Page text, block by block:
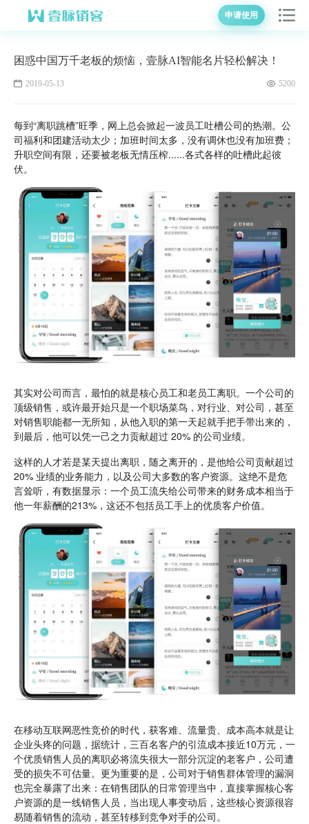
申请使用
困惑中国万千老板的烦恼，壹脉AI智能名片轻松解决！
2019-05-13 5200
每到“离职跳槽”旺季，网上总会掀起一波员工吐槽公司的热潮。公
司福利和团建活动太少；加班时间太多，没有调休也没有加班费；
升职空间有限，还要被老板无情压榨......各式各样的吐槽此起彼
伏。
其实对公司而言，最怕的就是核心员工和老员工离职。一个公司的
顶级销售，或许最开始只是一个职场菜鸟，对行业、对公司，甚至
对销售职能都一无所知，从他入职的第一天起就手把手带出来的，
到最后，他可以凭一己之力贡献超过 20% 的公司业绩。
这样的人才若是某天提出离职，随之离开的，是他给公司贡献超过
20% 业绩的业务能力，以及公司大多数的客户资源。这绝不是危
言耸听，有数据显示：一个员工流失给公司带来的财务成本相当于
他一年薪酬的213%，这还不包括员工手上的优质客户价值。
在移动互联网恶性竞价的时代，获客难、流量贵、成本高本就是让
企业头疼的问题，据统计，三百名客户的引流成本接近10万元，一
个优质销售人员的离职必将流失很大一部分沉淀的老客户，公司遭
受的损失不可估量。更为重要的是，公司对于销售群体管理的漏洞
也完全暴露了出来：在销售团队的日常管理当中，直接掌握核心客
户资源的是一线销售人员，当出现人事变动后，这些核心资源很容
易随着销售的流动，甚至转移到竞争对手的公司。